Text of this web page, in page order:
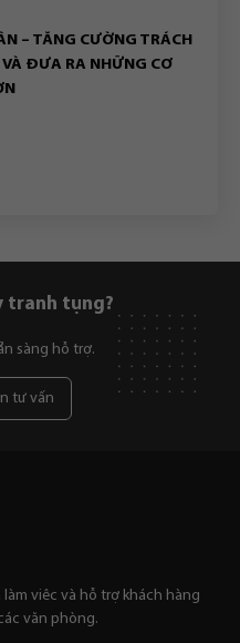
– TĂNG CƯỜNG TRÁCH
VÀ ĐƯA RA NHỮNG CƠ
tranh tụng?
sàng hỗ trợ.
tư vấn
làm viêc và hỗ trợ khách hàng
văn phòng.